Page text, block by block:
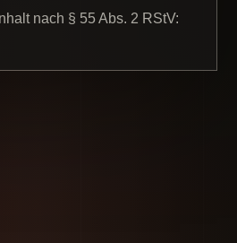
nach § 55 Abs. 2 RStV: